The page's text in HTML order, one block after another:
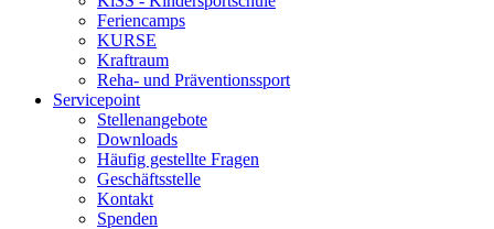
Feriencamps
KURSE
Kraftraum
Reha- und Präventionssport
Servicepoint
Stellenangebote
Downloads
Häufig gestellte Fragen
Geschäftsstelle
Kontakt
Spenden